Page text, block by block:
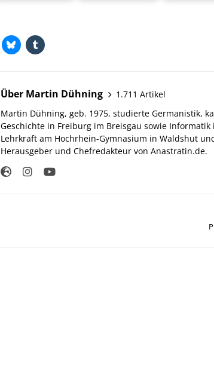
Über Martin Dühning
1.711 Artikel
Martin Dühning, geb. 1975, studierte Germanistik,
Geschichte in Freiburg im Breisgau sowie
Lehrkraft am Hochrhein-Gymnasium in Waldshut
Herausgeber und Chefredakteur von Anastratin.de.